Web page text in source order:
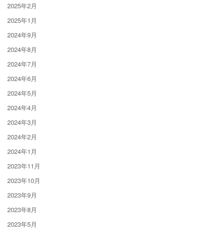
2025年2月
2025年1月
2024年9月
2024年8月
2024年7月
2024年6月
2024年5月
2024年4月
2024年3月
2024年2月
2024年1月
2023年11月
2023年10月
2023年9月
2023年8月
2023年5月